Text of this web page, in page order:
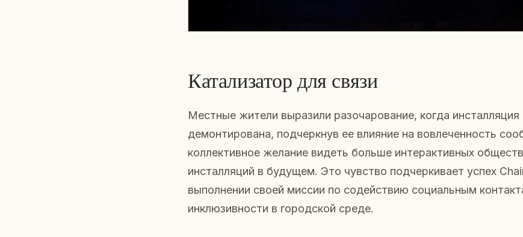
Катализатор для связи
Местные жители выразили разочарование, когда инсталляция
демонтирована, подчеркнув ее влияние на вовлеченность
коллективное желание видеть больше интерактивных
инсталляций в будущем. Это чувство подчеркивает успех
выполнении своей миссии по содействию социальным
инклюзивности в городской среде.